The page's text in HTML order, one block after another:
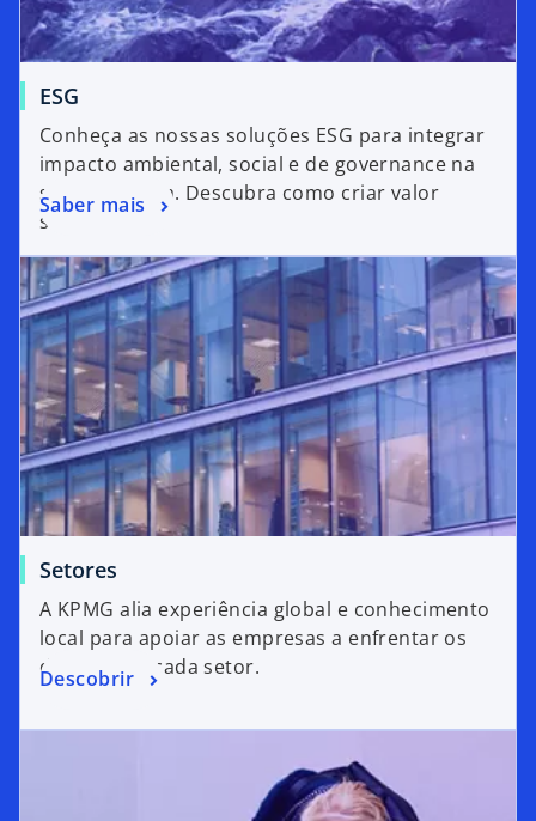
ESG
Conheça as nossas soluções ESG para integrar
impacto ambiental, social e de governance na
sua estratégia. Descubra como criar valor
sustentável.
Saber mais
Setores
A KPMG alia experiência global e conhecimento
local para apoiar as empresas a enfrentar os
desafios de cada setor.
Descobrir